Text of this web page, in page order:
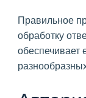
Правильное
обработку
обеспечивает